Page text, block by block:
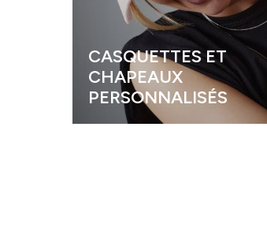
CASQUETTES ET
CHAPEAUX
PERSONNALISÉS